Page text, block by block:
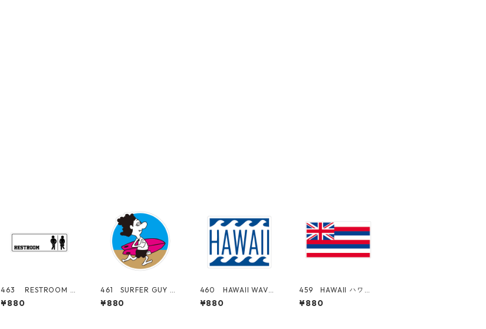
463 RESTROOM SI
GN "California Mar
ket Center" アメリ
¥880
461 SURFER GUY サ
ーファー プルメリ
ア 日焼けキティ "C
¥880
460 HAWAII WAVES
ハワイ アロハ "Calif
ornia Market Cente
¥880
459 HAWAII ハワ
イ 州旗 "Californi
a Market Center"
¥880